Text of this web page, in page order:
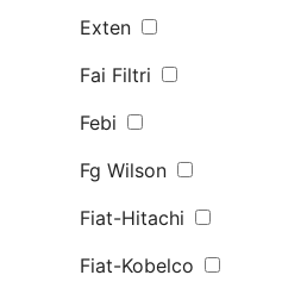
Exten
Fai Filtri
Febi
Fg Wilson
Fiat-Hitachi
Fiat-Kobelco